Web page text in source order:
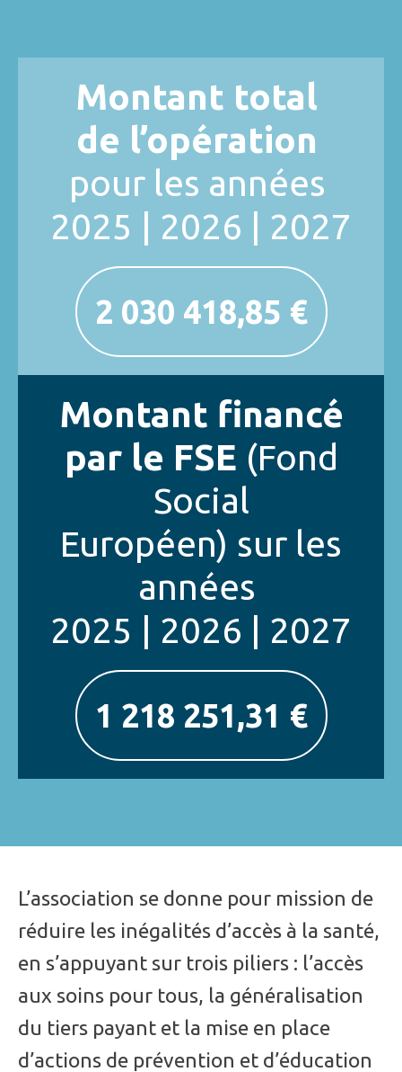
Montant total
de l’opération
pour les années
2025 | 2026 | 2027
2 030 418,85 €
Montant financé
par le FSE (Fond
Social
Européen) sur les
années
2025 | 2026 | 2027
1 218 251,31 €
L’association se donne pour mission de
réduire les inégalités d’accès à la santé,
en s’appuyant sur trois piliers : l’accès
aux soins pour tous, la généralisation
du tiers payant et la mise en place
d’actions de prévention et d’éducation